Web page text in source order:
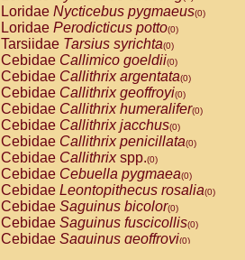
Loridae Nycticebus pygmaeus(0)
Loridae Perodicticus potto(0)
Tarsiidae Tarsius syrichta(0)
Cebidae Callimico goeldii(0)
Cebidae Callithrix argentata(0)
Cebidae Callithrix geoffroyi(0)
Cebidae Callithrix humeralifer(0)
Cebidae Callithrix jacchus(0)
Cebidae Callithrix penicillata(0)
Cebidae Callithrixspp.(0)
Cebidae Cebuella pygmaea(0)
Cebidae Leontopithecus rosalia(0)
Cebidae Saguinus bicolor(0)
Cebidae Saguinus fuscicollis(0)
Cebidae Saguinus geoffroyi(0)